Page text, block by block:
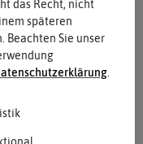
Saatgut.
in Erfurt von Ernst
das Unternehmen
zu den
das Recht, nicht
späteren
Beachten Sie unser